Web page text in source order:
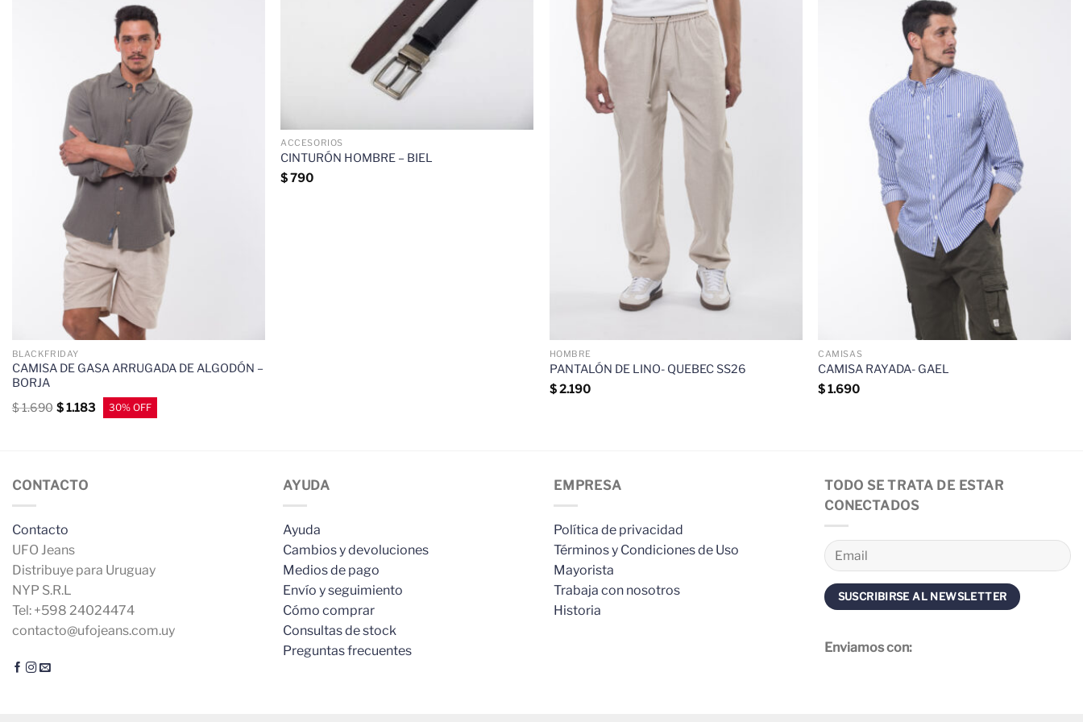
BLACKFRIDAY
CAMISA DE GASA ARRUGADA DE ALGODÓN –
BORJA
$1.690 $1.183
ACCESORIOS
CINTURÓN HOMBRE – BIEL
$790
HOMBRE
PANTALÓN DE LINO- QUEBEC SS26
$2.190
CAMISAS
CAMISA RAYADA- GAEL
$1.690
CONTACTO
Contacto
UFO Jeans
Distribuye para Uruguay
NYP S.R.L
Tel: +598 24024474
contacto@ufojeans.com.uy
AYUDA
Ayuda
Cambios y devoluciones
Medios de pago
Envío y seguimiento
Cómo comprar
Consultas de stock
Preguntas frecuentes
EMPRESA
Política de privacidad
Términos y Condiciones de Uso
Mayorista
Trabaja con nosotros
Historia
TODO SE TRATA DE ESTAR
CONECTADOS
Enviamos con: